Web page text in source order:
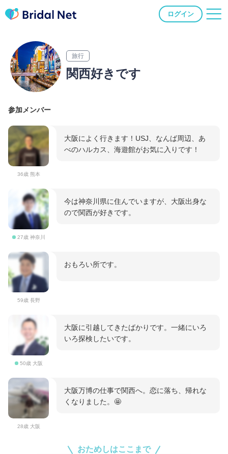
ログイン
旅行
関西好きです
参加メンバー
36歳 熊本
大阪によく行きます！USJ、なんば周辺、あ
べのハルカス、海遊館がお気に入りです！
27歳 神奈川
今は神奈川県に住んでいますが、大阪出身な
ので関西が好きです。
59歳 長野
おもろい所です。
50歳 大阪
大阪に引越してきたばかりです。一緒にいろ
いろ探検したいです。
28歳 大阪
大阪万博の仕事で関西へ。恋に落ち、帰れな
くなりました。🤩
おためしはここまで